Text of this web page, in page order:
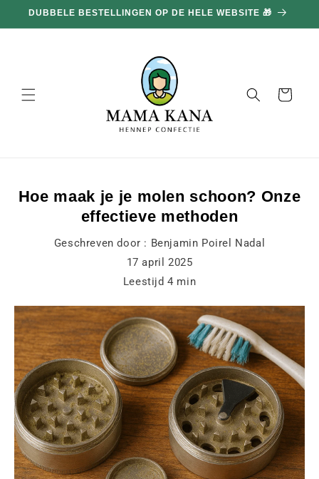
doorgaan
naar
DUBBELE BESTELLINGEN OP DE HELE WEBSITE 🎁
Mand
Hoe maak je je molen schoon? Onze
effectieve methoden
Geschreven door : Benjamin Poirel Nadal
17 april 2025
Leestijd4 min